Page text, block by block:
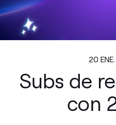
20
Subs de
con